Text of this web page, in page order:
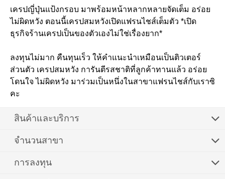
เครปญี่ปุ่นแป้งกรอบ มาพร้อมหน้าหลากหลายจัดเต็ม อร่อย
ไม่ผิดหวัง ตอนนี้เครปสมหวังเปิดแฟรนไชส์เต็มตัว *เปิด
ธุรกิจร้านเครปเป็นของตัวเองไม่ใช่เรื่องยาก*
ลงทุนไม่มาก คืนทุนเร็ว ให้คำแนะนำเหมือนเป็นติวเตอร์
ส่วนตัว เครปสมหวัง การันตีรสชาติที่ลูกค้าทานแล้ว อร่อย
โดนใจ ไม่ผิดหวัง มาร่วมเป็นหนึ่งในสาขาแฟรนไชส์กับเราซิ
คะ
สินค้าและบริการ
จำนวนสาขา
การลงทุน